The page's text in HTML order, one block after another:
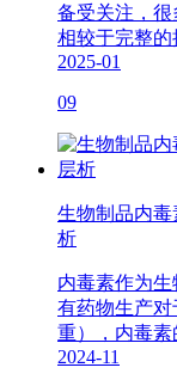
备受关注，很
相较于完整
2025-01
09
生物制品内
析
内毒素作为
有药物生产
重），内毒
2024-11